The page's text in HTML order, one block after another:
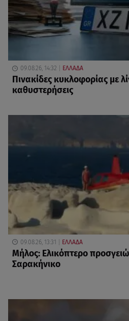
09.08.26, 14:32 ΕΛΛΑΔΑ
Πινακίδες κυκλοφορίας με
καθυστερήσεις
09.08.26, 13:31 ΕΛΛΑΔΑ
Μήλος: Ελικόπτερο
Σαρακήνικο